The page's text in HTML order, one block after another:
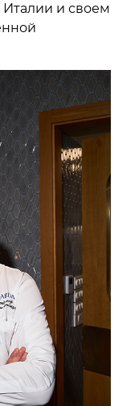
Италии и своем